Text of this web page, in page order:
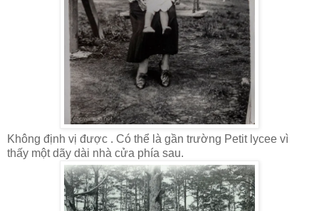
Không định vị được . Có thể là gần trường Petit lycee vì
thấy một dãy dài nhà cửa phía sau.